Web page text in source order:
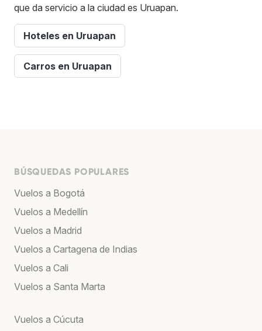
que da servicio a la ciudad es Uruapan.
Hoteles en Uruapan
Carros en Uruapan
BÚSQUEDAS POPULARES
Vuelos a Bogotá
Vuelos a Medellín
Vuelos a Madrid
Vuelos a Cartagena de Indias
Vuelos a Cali
Vuelos a Santa Marta
Vuelos a Cúcuta